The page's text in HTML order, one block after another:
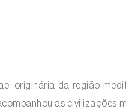
originária da região
as civilizações